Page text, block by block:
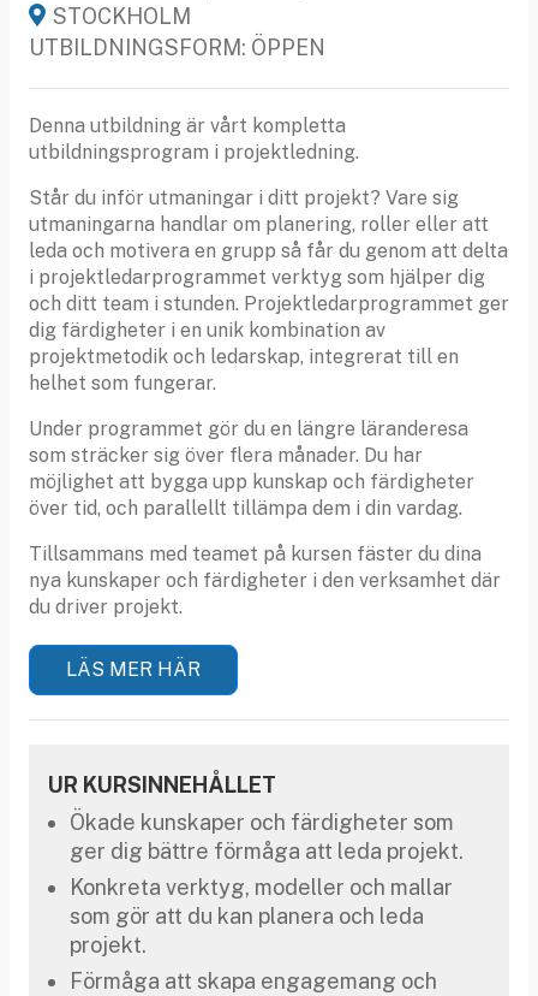
STOCKHOLM
UTBILDNINGSFORM: ÖPPEN
Denna utbildning är vårt kompletta
utbildningsprogram i projektledning.
Står du inför utmaningar i ditt projekt? Vare sig
utmaningarna handlar om planering, roller eller att
leda och motivera en grupp så får du genom att delta
i projektledarprogrammet verktyg som hjälper dig
och ditt team i stunden. Projektledarprogrammet ger
dig färdigheter i en unik kombination av
projektmetodik och ledarskap, integrerat till en
helhet som fungerar.
Under programmet gör du en längre läranderesa
som sträcker sig över flera månader. Du har
möjlighet att bygga upp kunskap och färdigheter
över tid, och parallellt tillämpa dem i din vardag.
Tillsammans med teamet på kursen fäster du dina
nya kunskaper och färdigheter i den verksamhet där
du driver projekt.
LÄS MER HÄR
UR KURSINNEHÅLLET
Ökade kunskaper och färdigheter som
ger dig bättre förmåga att leda projekt.
Konkreta verktyg, modeller och mallar
som gör att du kan planera och leda
projekt.
Förmåga att skapa engagemang och